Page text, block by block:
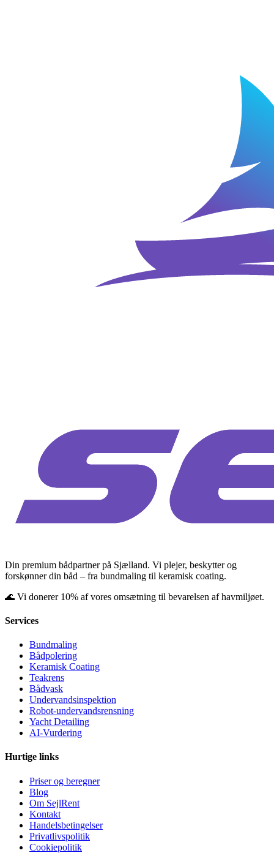
Din premium bådpartner på Sjælland. Vi plejer, beskytter og
forskønner din båd – fra bundmaling til keramisk coating.
🌊 Vi donerer 10% af vores omsætning til bevarelsen af havmiljøet.
Services
Bundmaling
Bådpolering
Keramisk Coating
Teakrens
Bådvask
Undervandsinspektion
Robot-undervandsrensning
Yacht Detailing
AI-Vurdering
Hurtige links
Priser og beregner
Blog
Om SejlRent
Kontakt
Handelsbetingelser
Privatlivspolitik
Cookiepolitik